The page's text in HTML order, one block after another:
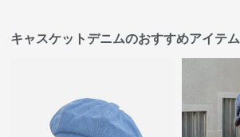
キャスケットデニムのおすすめアイテム